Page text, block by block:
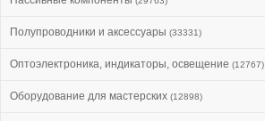
Полупроводники и аксессуары (33331)
Оптоэлектроника, индикаторы, освещение (12767)
Оборудование для мастерских (12898)